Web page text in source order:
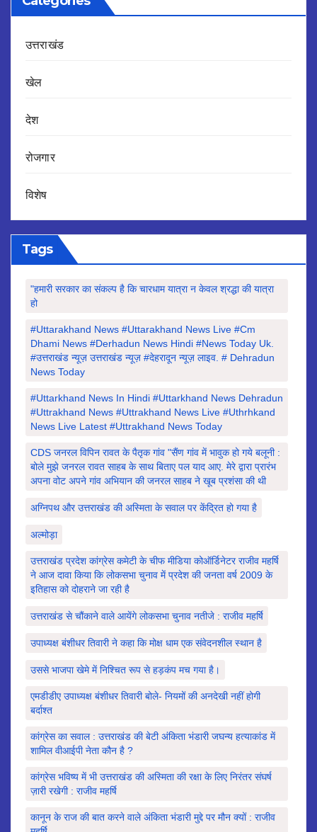
उत्तराखंड
खेल
देश
रोजगार
विशेष
Tags
"हमारी सरकार का संकल्प है कि चारधाम यात्रा न केवल श्रद्धा की यात्रा
हो
#Uttarakhand News #uttarakhand News Live #cm
Dhami News #derhadun News Hindi #news Today Uk.
#उत्तराखंड न्यूज़ उत्तराखंड न्यूज़ #देहरादून न्यूज़ लाइव. # Dehradun
News Today
#Uttarkhand News In Hindi #uttarkhand News Dehradun
#uttrakhand News #Uttrakhand News Live #uthrhkand
News Live Latest #uttrakhand News Today
CDS जनरल विपिन रावत के पैतृक गांव "सैंण गांव में भावुक हो गये बलूनी :
बोले मुझे जनरल रावत साहब के साथ बिताए पल याद आए. मेरे द्वारा प्रारंभ
अपना वोट अपने गांव अभियान की जनरल साहब ने खूब प्रशंसा की थी
अग्निपथ और उत्तराखंड की अस्मिता के सवाल पर केंद्रित हो गया है
अल्मोड़ा
उत्तराखंड प्रदेश कांग्रेस कमेटी के चीफ मीडिया कोऑर्डिनेटर राजीव महर्षि
ने आज दावा किया कि लोकसभा चुनाव में प्रदेश की जनता वर्ष 2009 के
इतिहास को दोहराने जा रही है
उत्तराखंड से चौंकाने वाले आयेंगे लोकसभा चुनाव नतीजे : राजीव महर्षि
उपाध्यक्ष बंशीधर तिवारी ने कहा कि मोक्ष धाम एक संवेदनशील स्थान है
उससे भाजपा खेमे में निश्चित रूप से हड़कंप मच गया है।
एमडीडीए उपाध्यक्ष बंशीधर तिवारी बोले- नियमों की अनदेखी नहीं होगी
बर्दाश्त
कांग्रेस का सवाल : उत्तराखंड की बेटी अंकिता भंडारी जघन्य हत्याकांड में
शामिल वीआईपी नेता कौन है ?
कांग्रेस भविष्य में भी उत्तराखंड की अस्मिता की रक्षा के लिए निरंतर संघर्ष
ज़ारी रखेगी : राजीव महर्षि
कानून के राज की बात करने वाले अंकिता भंडारी मुद्दे पर मौन क्यों : राजीव